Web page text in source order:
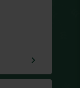
keyboard_arrow_right